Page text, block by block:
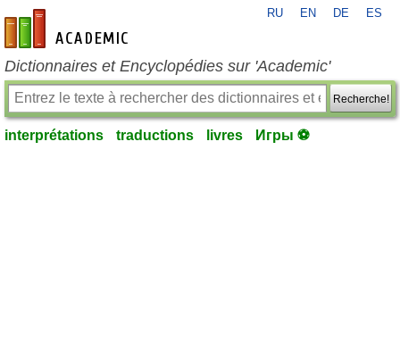
fr-academic.com
RU EN DE ES
Dictionnaires et Encyclopédies sur 'Academic'
Recherche!
interprétations traductions livres Игры ⚽